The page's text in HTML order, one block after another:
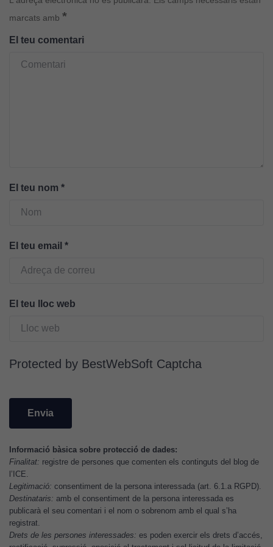
marcats amb *
El teu comentari
El teu nom *
El teu email *
El teu lloc web
Protected by BestWebSoft Captcha
Informació bàsica sobre protecció de dades:
Finalitat: registre de persones que comenten els continguts del blog de
l’ICE.
Legitimació: consentiment de la persona interessada (art. 6.1.a RGPD).
Destinataris: amb el consentiment de la persona interessada es
publicarà el seu comentari i el nom o sobrenom amb el qual s’ha
registrat.
Drets de les persones interessades: es poden exercir els drets d’accés,
Genially, etc...